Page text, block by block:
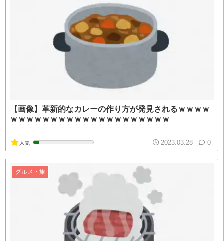
【画像】革新的なカレーの作り方が発見されるｗｗｗｗ
ｗｗｗｗｗｗｗｗｗｗｗｗｗｗｗｗｗｗｗｗ
人気 2023.03.28 0
グルメ・旅